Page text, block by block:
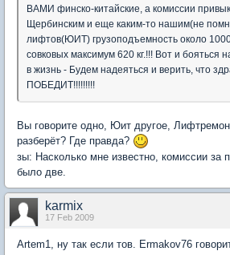
ВАМИ финско-китайские, а комиссии
Щербинским и еще каким-то нашим(не
лифтов(ЮИТ) грузоподъемность около
совковых максимум 620 кг.!!! Вот и бояться
в жизнь - Будем надеяться и верить, что
ПОБЕДИТ!!!!!!!!!
Вы говорите одно, Юит другое,
разберёт? Где правда?
зы: Насколько мне известно, комиссии
было две.
karmix
17 Feb 2009
Artem1, ну так если тов. Ermakov76